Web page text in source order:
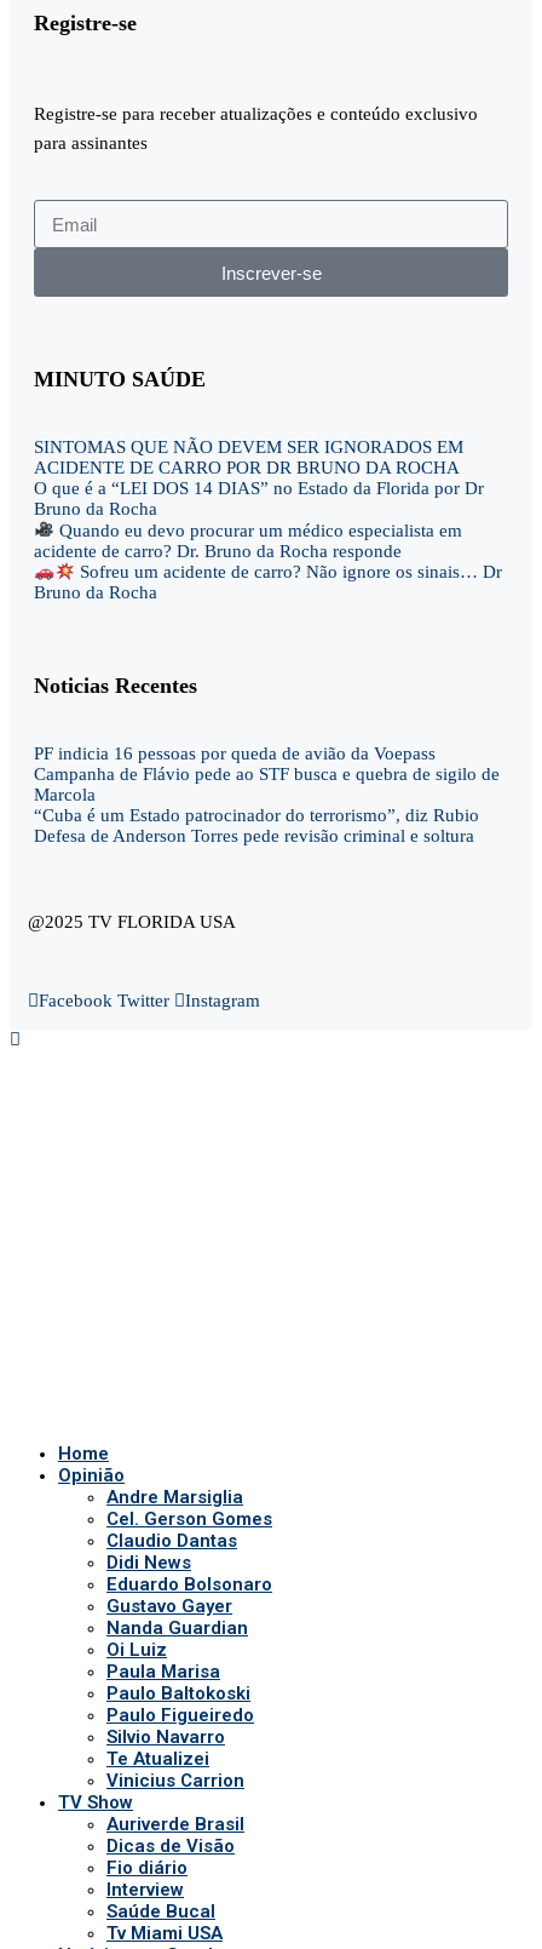
Registre-se
Registre-se para receber atualizações e conteúdo exclusivo
para assinantes
Inscrever-se
MINUTO SAÚDE
SINTOMAS QUE NÃO DEVEM SER IGNORADOS EM
ACIDENTE DE CARRO POR DR BRUNO DA ROCHA
O que é a “LEI DOS 14 DIAS” no Estado da Florida por Dr
Bruno da Rocha
Quando eu devo procurar um médico especialista em
acidente de carro? Dr. Bruno da Rocha responde
Sofreu um acidente de carro? Não ignore os sinais… Dr
Bruno da Rocha
Noticias Recentes
PF indicia 16 pessoas por queda de avião da Voepass
Campanha de Flávio pede ao STF busca e quebra de sigilo de
Marcola
“Cuba é um Estado patrocinador do terrorismo”, diz Rubio
Defesa de Anderson Torres pede revisão criminal e soltura
@2025 TV FLORIDA USA
Facebook Twitter Instagram
Home
Opinião
Andre Marsiglia
Cel. Gerson Gomes
Claudio Dantas
Didi News
Eduardo Bolsonaro
Gustavo Gayer
Nanda Guardian
Oi Luiz
Paula Marisa
Paulo Baltokoski
Paulo Figueiredo
Silvio Navarro
Te Atualizei
Vinicius Carrion
TV Show
Auriverde Brasil
Dicas de Visão
Fio diário
Interview
Saúde Bucal
Tv Miami USA